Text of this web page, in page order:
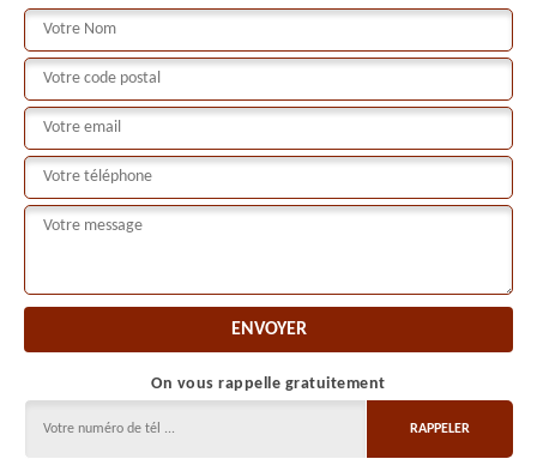
On vous rappelle gratuitement